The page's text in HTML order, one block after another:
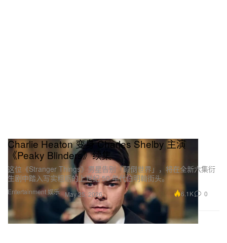
Entertainment 娱乐
Charlie Heaton 变身 Charles Shelby 主演
《Peaky Blinders》续集
这位《Stranger Things》男星告别「颠倒世界」，将在全新六集衍
生剧中踏入写实粗粝的上世纪 50 年代伯明翰街头。
May 25, 2026 6.1K 0